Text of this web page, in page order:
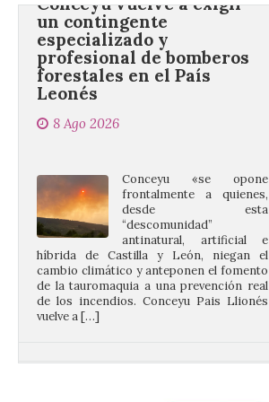
forestales en el País
Leonés
8 Ago 2026
antinatural, artificial e
híbrida de Castilla y León, niegan el
cambio climático y anteponen el fomento
de la tauromaquia a una prevención real
de los incendios. Conceyu Pais Llionés
vuelve a […]
público y evitar el